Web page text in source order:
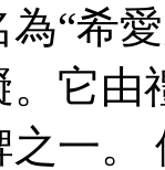
“希
它
一。